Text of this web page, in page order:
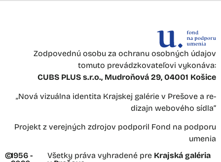
Zodpovednú osobu za ochranu osobných údajov
tomuto prevádzkovateľovi vykonáva:
CUBS PLUS s.r.o., Mudroňová 29, 04001 Košice
„Nová vizuálna identita Krajskej galérie v Prešove a re-
dizajn webového sídla“
Projekt z verejných zdrojov podporil Fond na podporu
umenia
©1956 -
Všetky práva vyhradené pre Krajská galéria